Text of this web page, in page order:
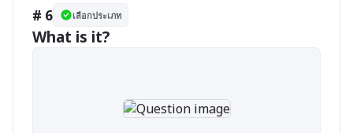
# 6 เลือกประเภท
What is it?